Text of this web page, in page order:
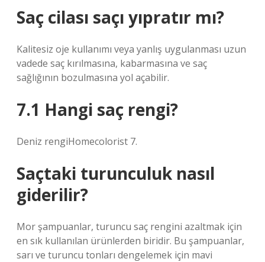
Saç cilası saçı yıpratır mı?
Kalitesiz oje kullanımı veya yanlış uygulanması uzun
vadede saç kırılmasına, kabarmasına ve saç
sağlığının bozulmasına yol açabilir.
7.1 Hangi saç rengi?
Deniz rengiHomecolorist 7.
Saçtaki turunculuk nasıl
giderilir?
Mor şampuanlar, turuncu saç rengini azaltmak için
en sık kullanılan ürünlerden biridir. Bu şampuanlar,
sarı ve turuncu tonları dengelemek için mavi